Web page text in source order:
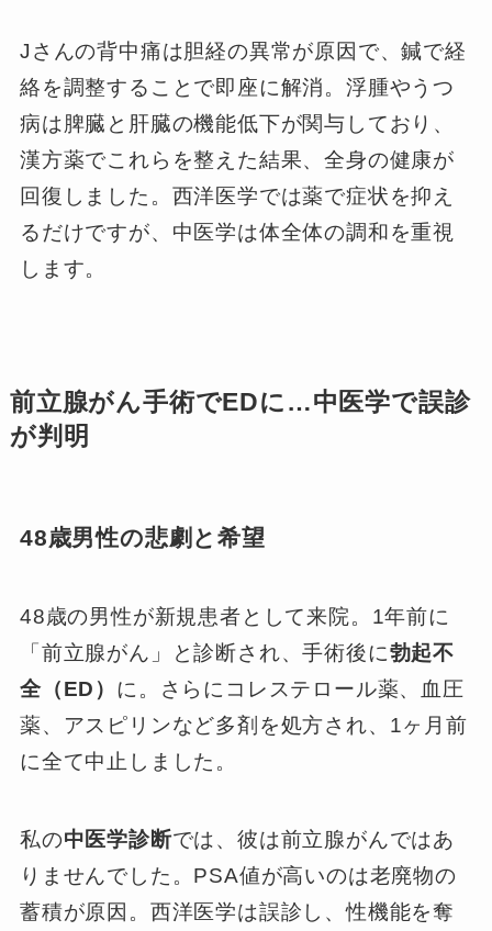
Jさんの背中痛は胆経の異常が原因で、鍼で経
絡を調整することで即座に解消。浮腫やうつ
病は脾臓と肝臓の機能低下が関与しており、
漢方薬でこれらを整えた結果、全身の健康が
回復しました。西洋医学では薬で症状を抑え
るだけですが、中医学は体全体の調和を重視
します。
前立腺がん手術でEDに…中医学で誤診
が判明
48歳男性の悲劇と希望
48歳の男性が新規患者として来院。1年前に
「前立腺がん」と診断され、手術後に勃起不
全（ED） に。さらにコレステロール薬、血圧
薬、アスピリンなど多剤を処方され、1ヶ月前
に全て中止しました。
私の中医学診断では、彼は前立腺がんではあ
りませんでした。PSA値が高いのは老廃物の
蓄積が原因。西洋医学は誤診し、性機能を奪